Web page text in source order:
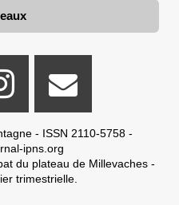
- ISSN 2110-5758 -
ipns.org
du plateau de Millevaches -
trimestrielle.